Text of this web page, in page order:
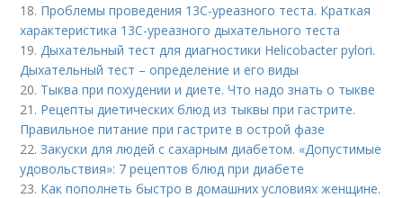
18. Проблемы проведения 13С-уреазного теста. Краткая
характеристика 13С-уреазного дыхательного теста
19. Дыхательный тест для диагностики Helicobacter pylori.
Дыхательный тест – определение и его виды
20. Тыква при похудении и диете. Что надо знать о тыкве
21. Рецепты диетических блюд из тыквы при гастрите.
Правильное питание при гастрите в острой фазе
22.Закуски для людей с сахарным диабетом. «Допустимые
удовольствия»: 7 рецептов блюд при диабете
23. Как пополнеть быстро в домашних условиях женщине.